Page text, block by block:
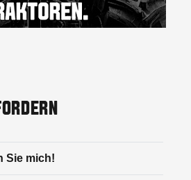
Sie mich!